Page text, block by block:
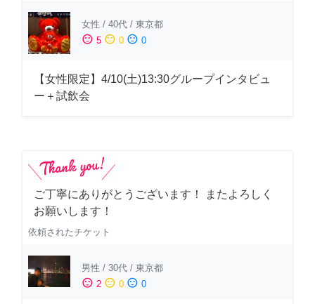
女性 / 40代 / 東京都
sentiment_satisfied 5 sentiment_neutral 0 sentiment_dissatisfied 0
【女性限定】4/10(土)13:30グループインタビュ
ー＋試飲会
ご丁寧にありがとうございます！ またよろしく
お願いします！
依頼されたチケット
男性 / 30代 / 東京都
sentiment_satisfied 2 sentiment_neutral 0 sentiment_dissatisfied 0